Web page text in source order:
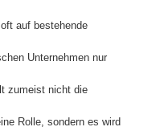
auf bestehende
Unternehmen nur
zumeist nicht die
Rolle, sondern es wird